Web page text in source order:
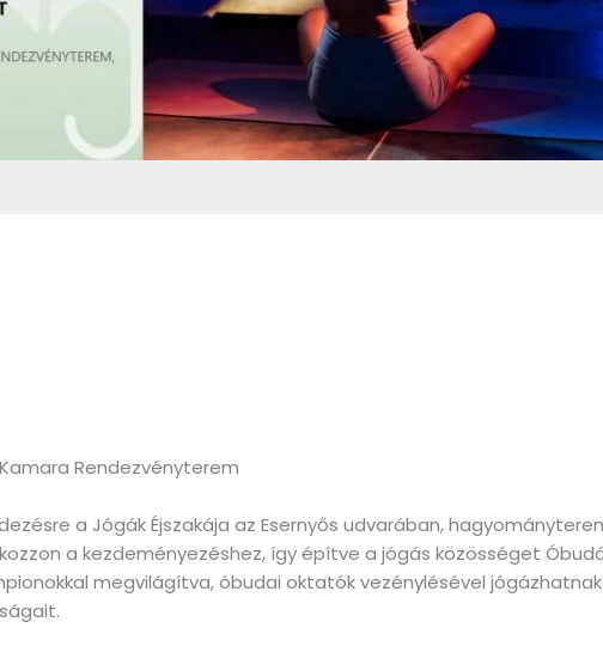
Rendezvényterem
a Jógák Éjszakája az Esernyős udvarában,
a kezdeményezéshez, így építve a jógás közösséget
megvilágítva, óbudai oktatók vezénylésével